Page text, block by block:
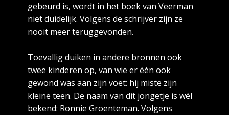
gebeurd is, wordt in het boek van Veerman
niet duidelijk. Volgens de schrijver zijn ze
nooit meer teruggevonden.
Toevallig duiken in andere bronnen ook
twee kinderen op, van wie er één ook
gewond was aan zijn voet: hij miste zijn
kleine teen. De naam van dit jongetje is wél
bekend: Ronnie Groenteman. Volgens